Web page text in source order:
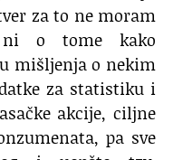
za to ne moram
o tome kako
mišljenja o nekim
za statistiku i
akcije, ciljne
pa sve